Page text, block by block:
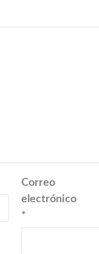
Correo
electrónico
*